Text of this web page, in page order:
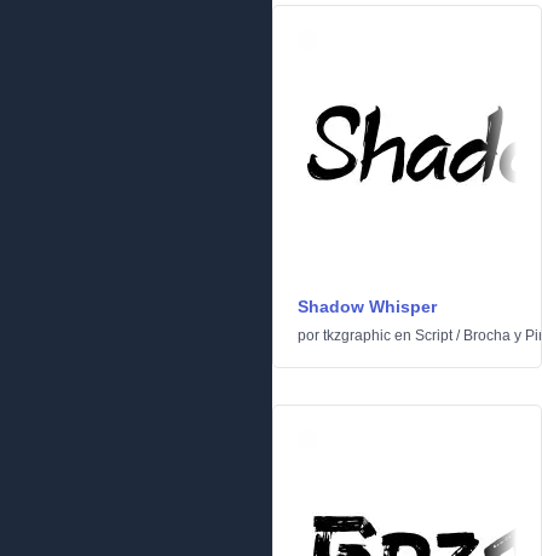
Shadow Whisper
por tkzgraphic en Script/ Brocha y